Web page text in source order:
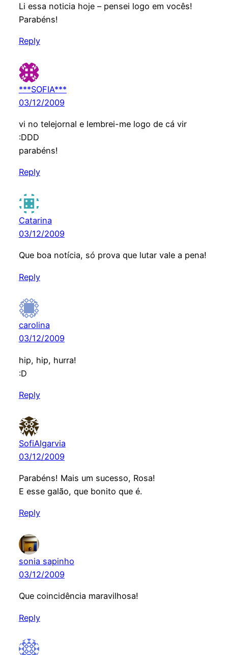
Li essa noticia hoje – pensei logo em vocês!
Parabéns!
Reply
***SOFIA***
03/12/2009
vi no telejornal e lembrei-me logo de cá vir
:DDD
parabéns!
Reply
Catarina
03/12/2009
Que boa notícia, só prova que lutar vale a pena!
Reply
carolina
03/12/2009
hip, hip, hurra!
:D
Reply
SofiAlgarvia
03/12/2009
Parabéns! Mais um sucesso, Rosa!
E esse galão, que bonito que é.
Reply
sonia sapinho
03/12/2009
Que coincidência maravilhosa!
Reply